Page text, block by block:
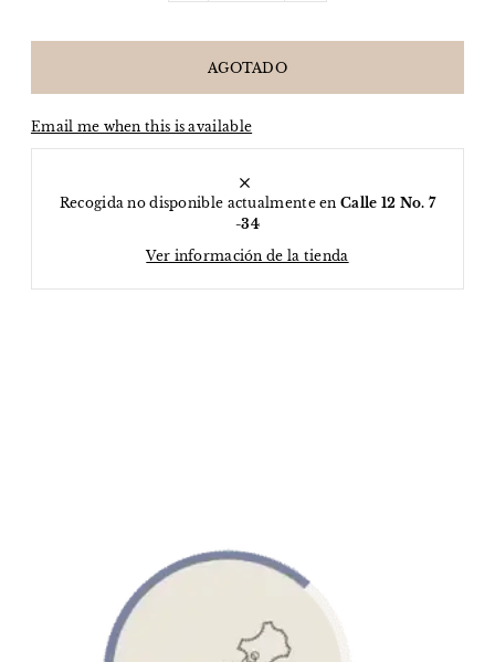
Email me when this is available
Recogida no disponible actualmente enCalle 12 No. 7
-34
Ver información de la tienda